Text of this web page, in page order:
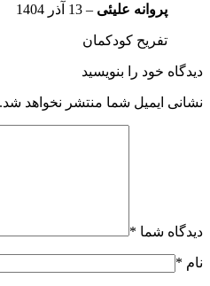
پروانه علیئی – 13 آذر 1404
تفریح کودکمان
دیدگاه خود را بنویسید
نشانی ایمیل شما منتشر نخواهد شد.
دیدگاه شما *
نام *